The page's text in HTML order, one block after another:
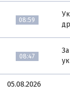
08:59
08:47
05.08.2026